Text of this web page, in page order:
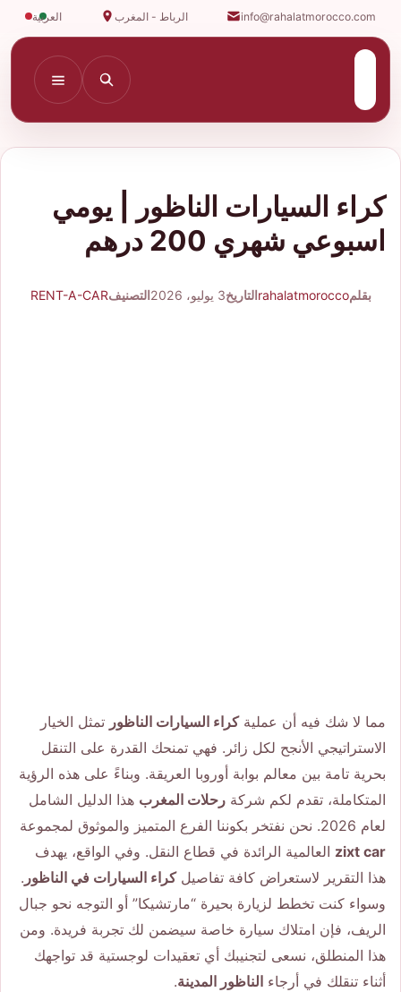
info@rahalatmorocco.com الرباط - المغرب العربية
كراء السيارات الناظور | يومي
اسبوعي شهري 200 درهم
بقلمrahalatmorocco التاريخ3 يوليو، 2026 التصنيفRENT-A-CAR
مما لا شك فيه أن عمليةكراء السيارات الناظور تمثل الخيار
الاستراتيجي الأنجح لكل زائر. فهي تمنحك القدرة على التنقل
بحرية تامة بين معالم بوابة أوروبا العريقة. وبناءً على هذه الرؤية
المتكاملة، تقدم لكم شركة رحلات المغرب هذا الدليل الشامل
لعام 2026. نحن نفتخر بكوننا الفرع المتميز والموثوق لمجموعة
zixt car العالمية الرائدة في قطاع النقل. وفي الواقع، يهدف
هذا التقرير لاستعراض كافة تفاصيلكراء السيارات في الناظور .
وسواء كنت تخطط لزيارة بحيرة “مارتشيكا” أو التوجه نحو جبال
الريف، فإن امتلاك سيارة خاصة سيضمن لك تجربة فريدة. ومن
هذا المنطلق، نسعى لتجنيبك أي تعقيدات لوجستية قد تواجهك
أثناء تنقلك في أرجاء الناظور المدينة.